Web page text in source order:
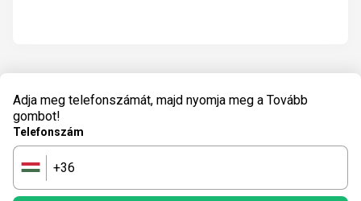
Adja meg telefonszámát, majd nyomja meg a Tovább
gombot!
Telefonszám
🇭🇺 +36